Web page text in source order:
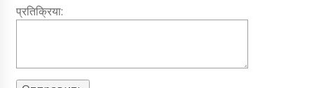
प्रतिक्रिया: